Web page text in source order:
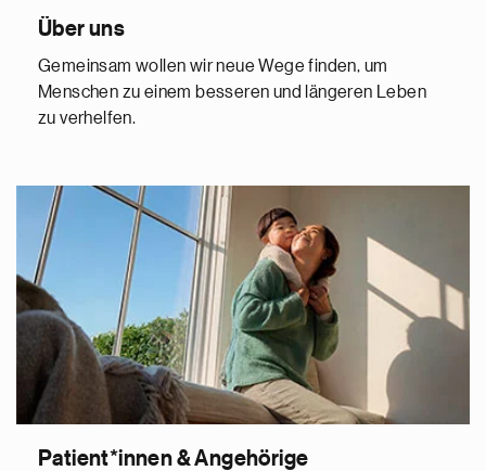
Über uns
Gemeinsam wollen wir neue Wege finden, um
Menschen zu einem besseren und längeren Leben
zu verhelfen.
Patient*innen & Angehörige